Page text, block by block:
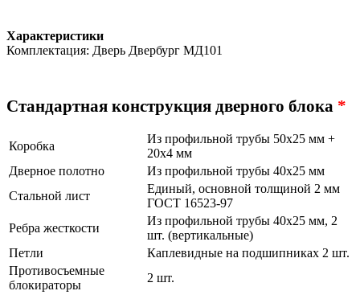
Характеристики
Комплектация: Дверь Двербург МД101
Стандартная конструкция дверного блока *
Коробка
Из профильной трубы 50х25 мм +
20х4 мм
Дверное полотно
Из профильной трубы 40х25 мм
Стальной лист
Единый, основной толщиной 2 мм
ГОСТ 16523-97
Ребра жесткости
Из профильной трубы 40х25 мм, 2
шт. (вертикальные)
Петли
Каплевидные на подшипниках 2 шт.
Противосъемные
блокираторы
2 шт.